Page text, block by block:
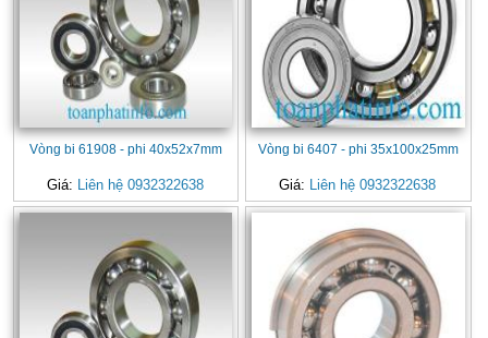
Vòng bi 61908 - phi 40x52x7mm
Giá: Liên hệ 0932322638
Vòng bi 6407 - phi 35x100x25mm
Giá: Liên hệ 0932322638